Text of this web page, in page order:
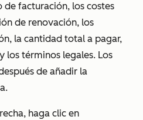
facturación, los costes
de renovación, los
la cantidad total a pagar,
los términos legales. Los
de añadir la
haga clic en